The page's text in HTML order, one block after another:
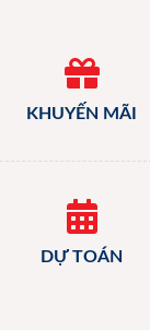
KHUYẾN MÃI
DỰ TOÁN